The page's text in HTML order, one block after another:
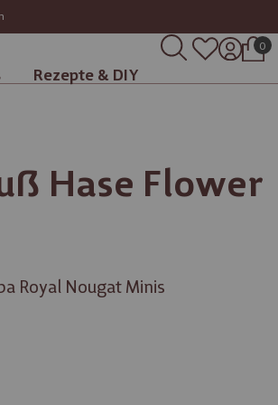
Rezepte & DIY
0
Hase Flower
Royal Nougat Minis